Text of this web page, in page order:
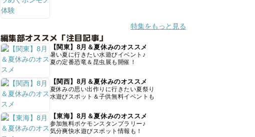
特集をもっと見る
編集部オススメ「注目記事」
【関東】8月＆夏休みのオススメ
暑い夏に行きたい水遊びイベント♪
夏の定番恐竜＆昆虫展も開催！
【関西】8月＆夏休みのオススメ
夏休みの思い出作りに行きたい夏祭り
水遊びスポット＆子供無料イベントも
【東海】8月＆夏休みのオススメ
参加無料ポケモンスタンプラリー♪
気分爽快水遊びスポット情報も！